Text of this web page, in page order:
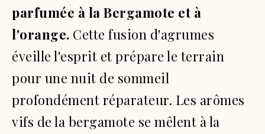
parfumée à la Bergamote et à
l'orange. Cette fusion d'agrumes
éveille l'esprit et prépare le terrain
pour une nuit de sommeil
profondément réparateur. Les arômes
vifs de la bergamote se mêlent à la